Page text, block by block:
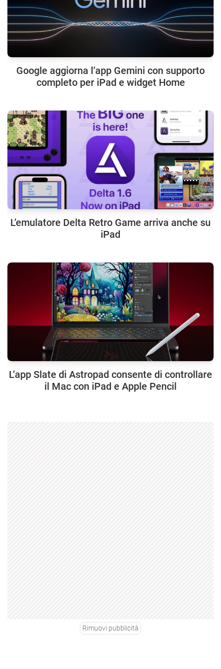
Google aggiorna l’app Gemini con supporto
completo per iPad e widget Home
L’emulatore Delta Retro Game arriva anche su
iPad
L’app Slate di Astropad consente di controllare
il Mac con iPad e Apple Pencil
Rimuovi pubblicità